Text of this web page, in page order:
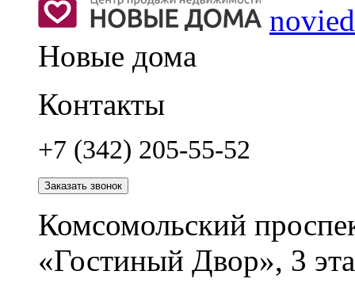
Новые дома
Контакты
+7 (342) 205-55-52
Заказать звонок
Комсомольский
«Гостиный Двор», 3